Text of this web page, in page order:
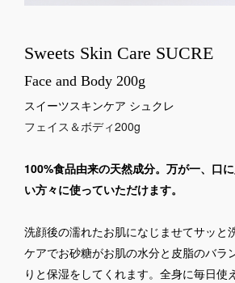
Sweets Skin Care SUCRE
Face and Body 200g
スイーツスキンケア シュクレ
フェイス＆ボディ200g
100%食品由来の天然成分。万が一、口
い方々に使っていただけます。
洗顔後の濡れたお肌になじませてサッと
ケアでお砂糖がお肌の水分と皮脂のバラ
りと保湿をしてくれます。全身に毎日使